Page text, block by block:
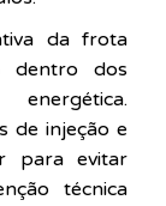
da frota
dentro dos
de injeção e
para evitar
técnica